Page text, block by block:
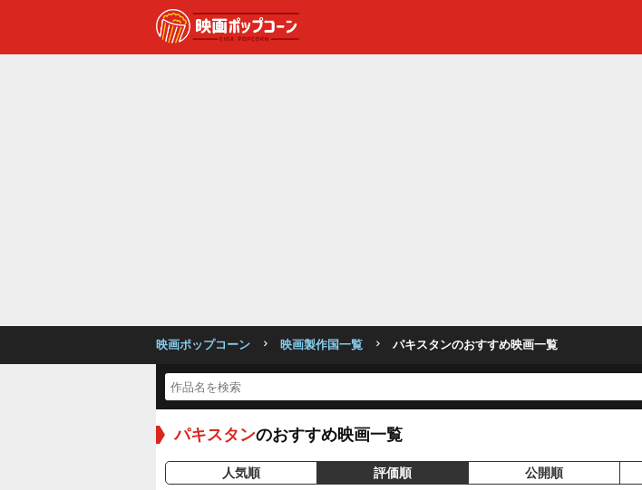
映画ポップコーン 映画製作国一覧 パキスタンのおすすめ映画一覧
パキスタンのおすすめ映画一覧
人気順 評価順 公開順